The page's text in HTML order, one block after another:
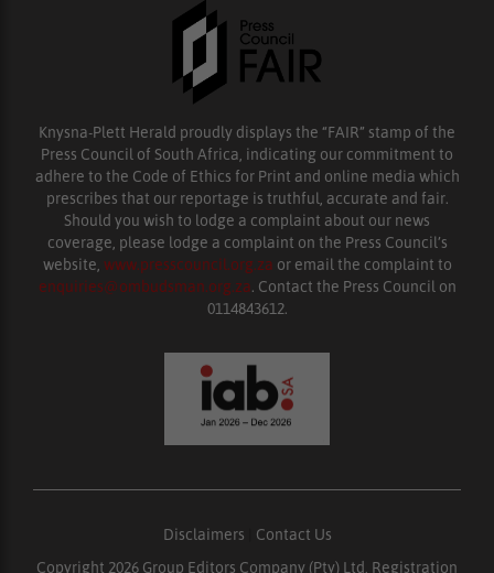
Knysna-Plett Herald proudly displays the “FAIR” stamp of the
Press Council of South Africa, indicating our commitment to
adhere to the Code of Ethics for Print and online media which
prescribes that our reportage is truthful, accurate and fair.
Should you wish to lodge a complaint about our news
coverage, please lodge a complaint on the Press Council’s
website, www.presscouncil.org.za or email the complaint to
enquiries@ombudsman.org.za. Contact the Press Council on
0114843612.
Disclaimers
Contact Us
Copyright 2026 Group Editors Company (Pty) Ltd, Registration